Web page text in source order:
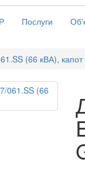
Послуги
(66 кВА), капот